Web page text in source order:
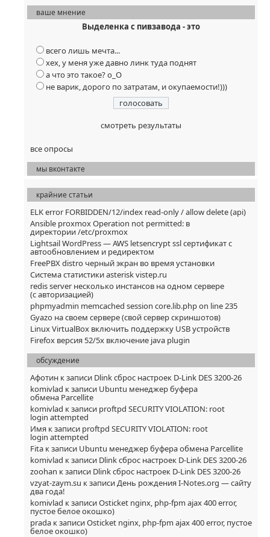
ваше мнение
Выделенка с пивзавода - это
всего лишь мечта...
хех, у меня уже давно линк туда поднят
а что это такое? о_О
не варик, дорого по затратам, и окупаемости!)))
смотреть результаты
все опросы
мы вконтакте
крайние статьи
ELK error FORBIDDEN/12/index read-only / allow delete (api)
Ansible proxmox Operation not permitted: в
директории /etc/proxmox
Lightsail WordPress — AWS letsencrypt ssl сертификат с
автообновлением и редиректом
FreePBX distro черный экран во время установки
Система статистики asterisk vistep.ru
redis server несколько инстансов на одном сервере
(с авторизацией)
phpmyadmin memcached session core.lib.php on line 235
Gyazo на своем сервере (свой сервер скриншотов)
Linux VirtualBox включить поддержку USB устройств
Firefox версия 52/5x включение java plugin
обсуждение
Афотин к записи Dlink сброс настроек D-Link DES 3200-26
komivlad к записи Ubuntu менеджер буфера
обмена Parcellite
komivlad к записи proftpd SECURITY VIOLATION: root
login attempted
Имя к записи proftpd SECURITY VIOLATION: root
login attempted
Fita к записи Ubuntu менеджер буфера обмена Parcellite
komivlad к записи Dlink сброс настроек D-Link DES 3200-26
zoohan к записи Dlink сброс настроек D-Link DES 3200-26
vzyat-zaym.su к записи День рождения I-Notes.org — сайту
два года!
komivlad к записиOsticket nginx, php-fpm ajax 400 error,
пустое белое окошко)
prada к записиOsticket nginx, php-fpm ajax 400 error, пустое
белое окошко)